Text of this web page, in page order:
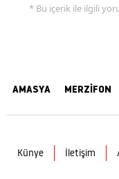
* Bu içerik ile ilgili
AMASYA MERZİFON
Künye İletişim